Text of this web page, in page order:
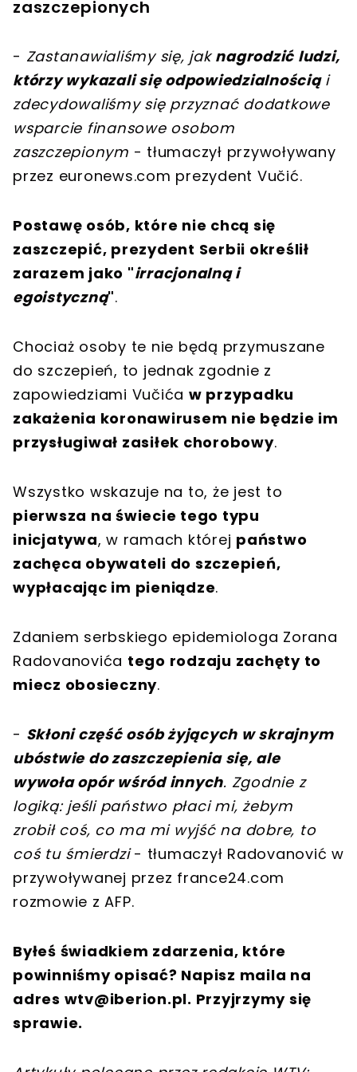
zaszczepionych
- Zastanawialiśmy się, jaknagrodzić ludzi,
którzy wykazali się odpowiedzialnościąi
zdecydowaliśmy się przyznać dodatkowe
wsparcie finansowe osobom
zaszczepionym - tłumaczył przywoływany
przez euronews.com prezydent Vučić.
Postawę osób, które nie chcą się
zaszczepić, prezydent Serbii określił
zarazem jako "irracjonalną i
egoistyczną".
Chociaż osoby te nie będą przymuszane
do szczepień, to jednak zgodnie z
zapowiedziami Vučića w przypadku
zakażenia koronawirusem nie będzie im
przysługiwał zasiłek chorobowy.
Wszystko wskazuje na to, że jest to
pierwsza na świecie tego typu
inicjatywa, w ramach której państwo
zachęca obywateli do szczepień,
wypłacając im pieniądze.
Zdaniem serbskiego epidemiologa Zorana
Radovanovića tego rodzaju zachęty to
miecz obosieczny.
- Skłoni część osób żyjących w skrajnym
ubóstwie do zaszczepienia się, ale
wywoła opór wśród innych. Zgodnie z
logiką: jeśli państwo płaci mi, żebym
zrobił coś, co ma mi wyjść na dobre, to
coś tu śmierdzi- tłumaczył Radovanović w
przywoływanej przez france24.com
rozmowie z AFP.
Byłeś świadkiem zdarzenia, które
powinniśmy opisać? Napisz maila na
adres wtv@iberion.pl. Przyjrzymy się
sprawie.